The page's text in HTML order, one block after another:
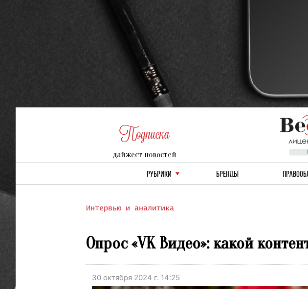
Подписка
дайжест новостей
РУБРИКИ БРЕНДЫ
Интервью и аналитика
Опрос «VK Видео»: какой
30 октября 2024 г. 14:25